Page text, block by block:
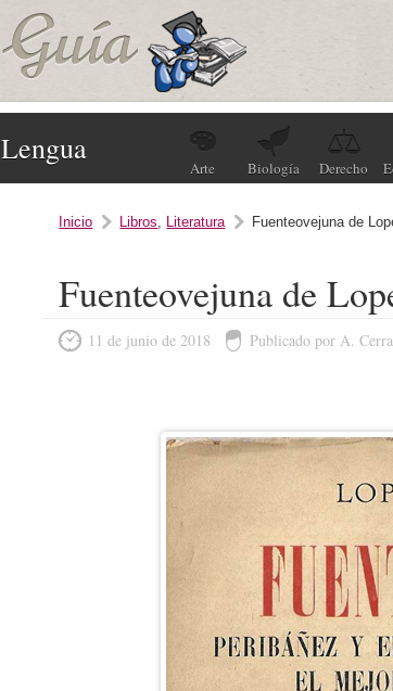
Lengua
Arte Biología Derecho
Inicio Libros, Literatura Fuenteovejuna de
Fuenteovejuna de
11 de junio de 2018 Publicado por A. Cerra